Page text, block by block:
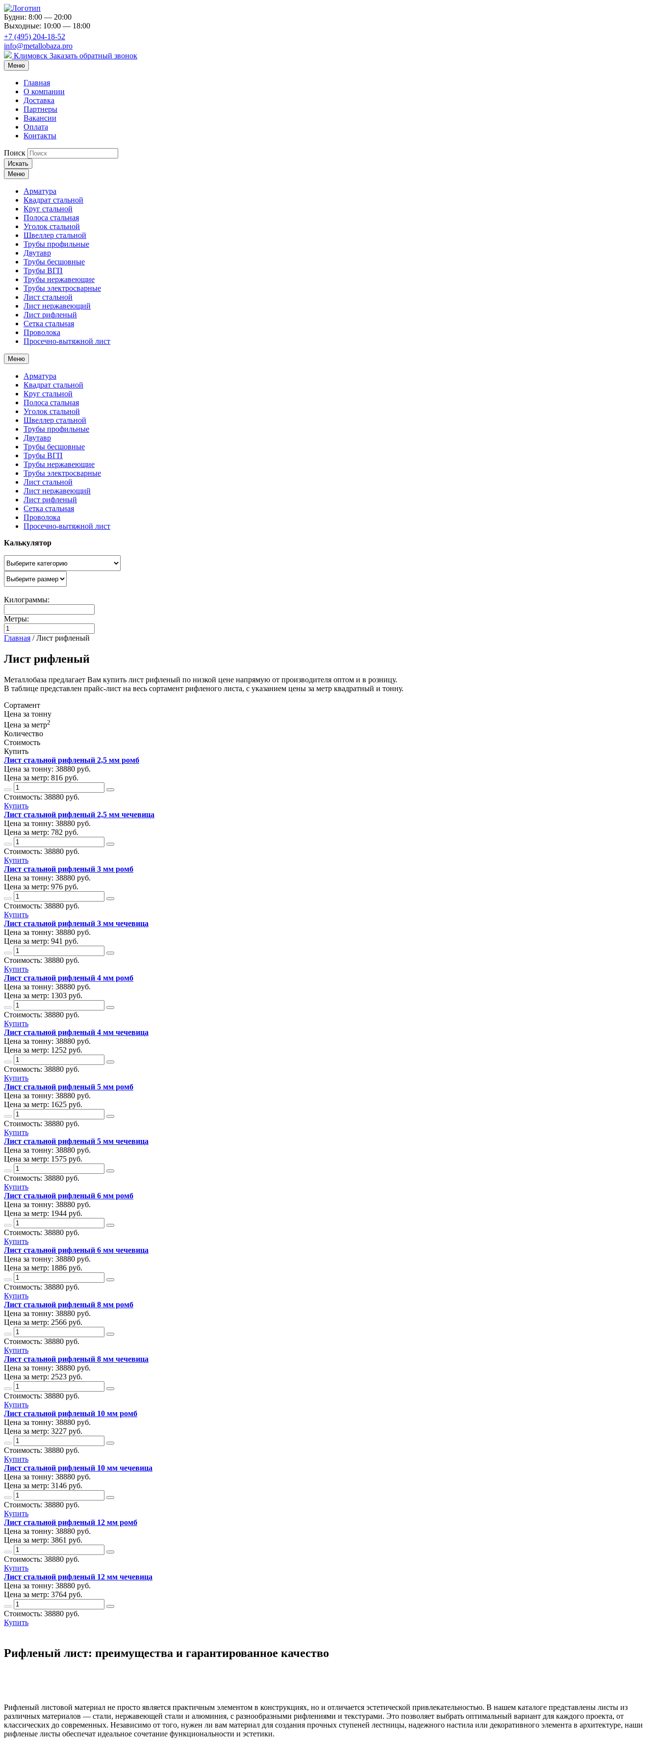
Будни: 8:00 — 20:00
Выходные: 10:00 — 18:00
+7 (495) 204-18-52
info@metallobaza.pro
Климовск Заказать обратный звонок
Меню
Главная
О компании
Доставка
Партнеры
Вакансии
Оплата
Контакты
Поиск
Искать
Меню
Арматура
Квадрат стальной
Круг стальной
Полоса стальная
Уголок стальной
Швеллер стальной
Трубы профильные
Двутавр
Трубы бесшовные
Трубы ВГП
Трубы нержавеющие
Трубы электросварные
Лист стальной
Лист нержавеющий
Лист рифленый
Сетка стальная
Проволока
Просечно-вытяжной лист
Меню
Арматура
Квадрат стальной
Круг стальной
Полоса стальная
Уголок стальной
Швеллер стальной
Трубы профильные
Двутавр
Трубы бесшовные
Трубы ВГП
Трубы нержавеющие
Трубы электросварные
Лист стальной
Лист нержавеющий
Лист рифленый
Сетка стальная
Проволока
Просечно-вытяжной лист
Калькулятор
Килограммы:
Метры:
Главная /Лист рифленый
Лист рифленый
Металлобаза предлагает Вам купить лист рифленый по низкой цене напрямую от производителя оптом и в розницу.
В таблице представлен прайс-лист на весь сортамент рифленого листа, с указанием цены за метр квадратный и тонну.
Сортамент
Цена за тонну
Цена за метр2
Количество
Стоимость
Купить
Лист стальной рифленый 2,5 мм ромб
Цена за тонну: 38880 руб.
Цена за метр: 816 руб.
Стоимость: 38880 руб.
Купить
Лист стальной рифленый 2,5 мм чечевица
Цена за тонну: 38880 руб.
Цена за метр: 782 руб.
Стоимость: 38880 руб.
Купить
Лист стальной рифленый 3 мм ромб
Цена за тонну: 38880 руб.
Цена за метр: 976 руб.
Стоимость: 38880 руб.
Купить
Лист стальной рифленый 3 мм чечевица
Цена за тонну: 38880 руб.
Цена за метр: 941 руб.
Стоимость: 38880 руб.
Купить
Лист стальной рифленый 4 мм ромб
Цена за тонну: 38880 руб.
Цена за метр: 1303 руб.
Стоимость: 38880 руб.
Купить
Лист стальной рифленый 4 мм чечевица
Цена за тонну: 38880 руб.
Цена за метр: 1252 руб.
Стоимость: 38880 руб.
Купить
Лист стальной рифленый 5 мм ромб
Цена за тонну: 38880 руб.
Цена за метр: 1625 руб.
Стоимость: 38880 руб.
Купить
Лист стальной рифленый 5 мм чечевица
Цена за тонну: 38880 руб.
Цена за метр: 1575 руб.
Стоимость: 38880 руб.
Купить
Лист стальной рифленый 6 мм ромб
Цена за тонну: 38880 руб.
Цена за метр: 1944 руб.
Стоимость: 38880 руб.
Купить
Лист стальной рифленый 6 мм чечевица
Цена за тонну: 38880 руб.
Цена за метр: 1886 руб.
Стоимость: 38880 руб.
Купить
Лист стальной рифленый 8 мм ромб
Цена за тонну: 38880 руб.
Цена за метр: 2566 руб.
Стоимость: 38880 руб.
Купить
Лист стальной рифленый 8 мм чечевица
Цена за тонну: 38880 руб.
Цена за метр: 2523 руб.
Стоимость: 38880 руб.
Купить
Лист стальной рифленый 10 мм ромб
Цена за тонну: 38880 руб.
Цена за метр: 3227 руб.
Стоимость: 38880 руб.
Купить
Лист стальной рифленый 10 мм чечевица
Цена за тонну: 38880 руб.
Цена за метр: 3146 руб.
Стоимость: 38880 руб.
Купить
Лист стальной рифленый 12 мм ромб
Цена за тонну: 38880 руб.
Цена за метр: 3861 руб.
Стоимость: 38880 руб.
Купить
Лист стальной рифленый 12 мм чечевица
Цена за тонну: 38880 руб.
Цена за метр: 3764 руб.
Стоимость: 38880 руб.
Купить
Рифленый лист: преимущества и гарантированное качество
Рифленый листовой материал не просто является практичным элементом в конструкциях, но и отличается эстетической привлекательностью. В нашем каталоге представлены листы из
различных материалов — стали, нержавеющей стали и алюминия, с разнообразными рифлениями и текстурами. Это позволяет выбрать оптимальный вариант для каждого проекта, от
классических до современных. Независимо от того, нужен ли вам материал для создания прочных ступеней лестницы, надежного настила или декоративного элемента в архитектуре, наши
рифленые листы обеспечат идеальное сочетание функциональности и эстетики.